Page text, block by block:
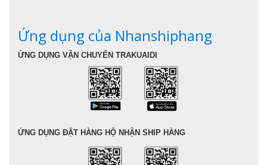
Ứng dụng của Nhanshiphang
ỨNG DỤNG VẬN CHUYỂN TRAKUAIDI
ỨNG DỤNG ĐẶT HÀNG HỘ NHẬN SHIP HÀNG